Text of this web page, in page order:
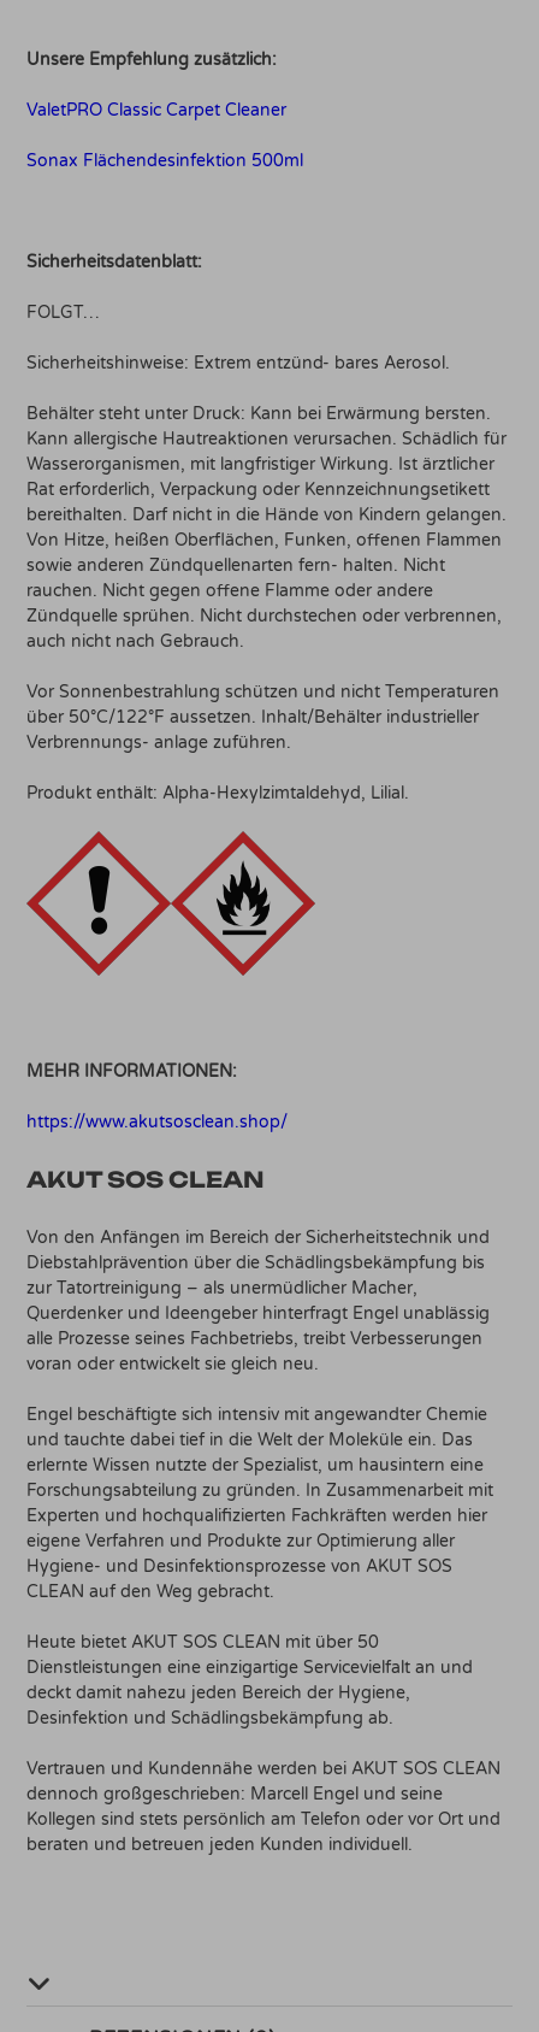
Unsere Empfehlung zusätzlich:
ValetPRO Classic Carpet Cleaner
Sonax Flächendesinfektion 500ml
Sicherheitsdatenblatt:
FOLGT…
Sicherheitshinweise: Extrem entzünd- bares Aerosol.
Behälter steht unter Druck: Kann bei Erwärmung bersten.
Kann allergische Hautreaktionen verursachen. Schädlich für
Wasserorganismen, mit langfristiger Wirkung. Ist ärztlicher
Rat erforderlich, Verpackung oder Kennzeichnungsetikett
bereithalten. Darf nicht in die Hände von Kindern gelangen.
Von Hitze, heißen Oberflächen, Funken, offenen Flammen
sowie anderen Zündquellenarten fern- halten. Nicht
rauchen. Nicht gegen offene Flamme oder andere
Zündquelle sprühen. Nicht durchstechen oder verbrennen,
auch nicht nach Gebrauch.
Vor Sonnenbestrahlung schützen und nicht Temperaturen
über 50°C/122°F aussetzen. Inhalt/Behälter industrieller
Verbrennungs- anlage zuführen.
Produkt enthält: Alpha-Hexylzimtaldehyd, Lilial.
MEHR INFORMATIONEN:
https://www.akutsosclean.shop/
AKUT SOS CLEAN
Von den Anfängen im Bereich der Sicherheitstechnik und
Diebstahlprävention über die Schädlingsbekämpfung bis
zur Tatortreinigung – als unermüdlicher Macher,
Querdenker und Ideengeber hinterfragt Engel unablässig
alle Prozesse seines Fachbetriebs, treibt Verbesserungen
voran oder entwickelt sie gleich neu.
Engel beschäftigte sich intensiv mit angewandter Chemie
und tauchte dabei tief in die Welt der Moleküle ein. Das
erlernte Wissen nutzte der Spezialist, um hausintern eine
Forschungsabteilung zu gründen. In Zusammenarbeit mit
Experten und hochqualifizierten Fachkräften werden hier
eigene Verfahren und Produkte zur Optimierung aller
Hygiene- und Desinfektionsprozesse von AKUT SOS
CLEAN auf den Weg gebracht.
Heute bietet AKUT SOS CLEAN mit über 50
Dienstleistungen eine einzigartige Servicevielfalt an und
deckt damit nahezu jeden Bereich der Hygiene,
Desinfektion und Schädlingsbekämpfung ab.
Vertrauen und Kundennähe werden bei AKUT SOS CLEAN
dennoch großgeschrieben: Marcell Engel und seine
Kollegen sind stets persönlich am Telefon oder vor Ort und
beraten und betreuen jeden Kunden individuell.